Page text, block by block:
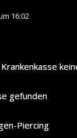
16:02
gefunden
Piercing